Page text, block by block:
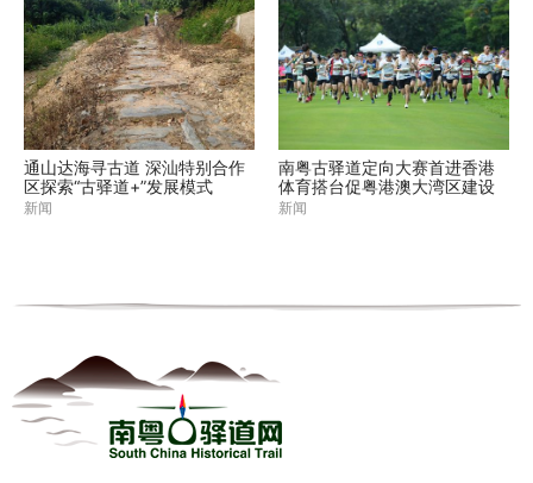
通山达海寻古道 深汕特别合作
区探索“古驿道+”发展模式
新闻
南粤古驿道定向大赛首进香港
体育搭台促粤港澳大湾区建设
新闻